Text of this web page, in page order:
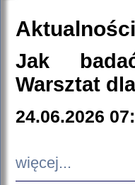
Aktualności
Jak
Warsztat
24.06.2026
więcej...